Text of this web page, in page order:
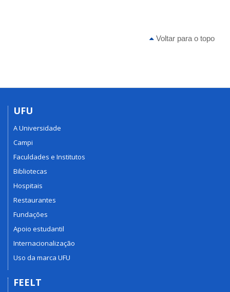
Voltar para o topo
UFU
A Universidade
Campi
Faculdades e Institutos
Bibliotecas
Hospitais
Restaurantes
Fundações
Apoio estudantil
Internacionalização
Uso da marca UFU
FEELT